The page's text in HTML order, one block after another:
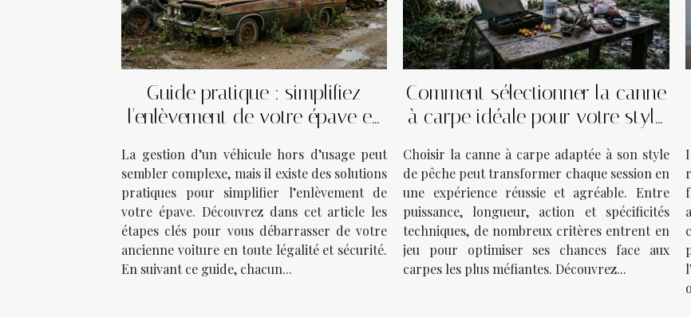
Guide pratique : simplifiez
l'enlèvement de votre épave en
La gestion d’un véhicule hors d’usage peut
sembler complexe, mais il existe des solutions
pratiques pour simplifier l’enlèvement de
votre épave. Découvrez dans cet article les
étapes clés pour vous débarrasser de votre
ancienne voiture en toute légalité et sécurité.
En suivant ce guide, chacun...
Comment sélectionner la canne
à carpe idéale pour votre style
Choisir la canne à carpe adaptée à son style
de pêche peut transformer chaque session en
une expérience réussie et agréable. Entre
puissance, longueur, action et spécificités
techniques, de nombreux critères entrent en
jeu pour optimiser ses chances face aux
carpes les plus méfiantes. Découvrez...